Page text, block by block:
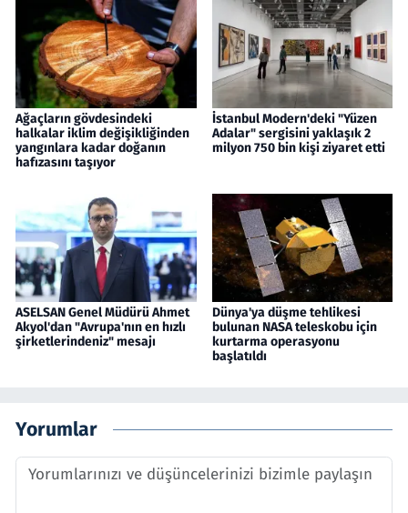
Ağaçların gövdesindeki
halkalar iklim değişikliğinden
yangınlara kadar doğanın
hafızasını taşıyor
İstanbul Modern'deki "Yüzen
Adalar" sergisini yaklaşık 2
milyon 750 bin kişi ziyaret etti
ASELSAN Genel Müdürü Ahmet
Akyol'dan "Avrupa'nın en hızlı
şirketlerindeniz" mesajı
Dünya'ya düşme tehlikesi
bulunan NASA teleskobu için
kurtarma operasyonu
başlatıldı
Yorumlar